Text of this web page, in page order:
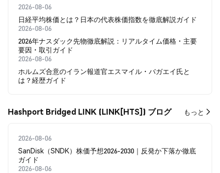
2026-08-06
日経平均株価とは？日本の代表株価指数を徹底解説ガイド
2026-08-06
2026年ナスダック先物徹底解説：リアルタイム価格・主要
要因・取引ガイド
2026-08-06
ホルムズ合意のイラン報道官エスマイル・バガエイ氏と
は？経歴ガイド
Hashport Bridged LINK (LINK[HTS]) ブログ もっと
2026-08-06
SanDisk（SNDK）株価予想2026-2030｜反発か下落か徹底
ガイド
2026-08-06